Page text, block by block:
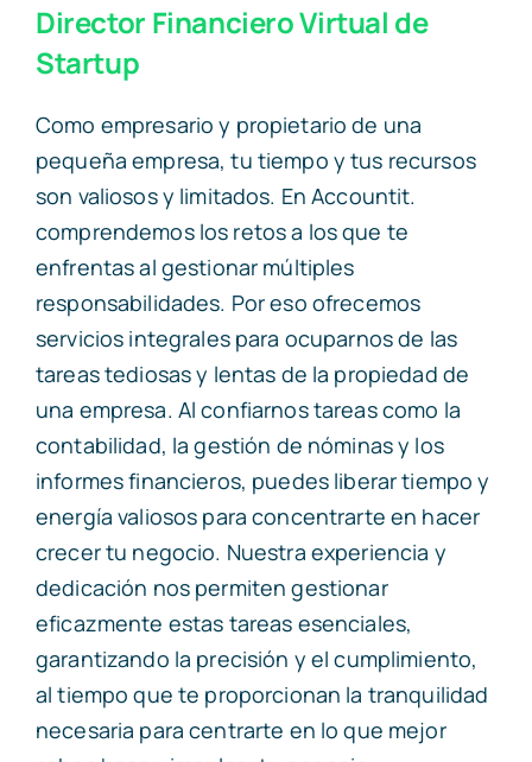
Director Financiero Virtual de
Startup
Como empresario y propietario de una
pequeña empresa, tu tiempo y tus recursos
son valiosos y limitados. En Accountit.
comprendemos los retos a los que te
enfrentas al gestionar múltiples
responsabilidades. Por eso ofrecemos
servicios integrales para ocuparnos de las
tareas tediosas y lentas de la propiedad de
una empresa. Al confiarnos tareas como la
contabilidad, la gestión de nóminas y los
informes financieros, puedes liberar tiempo y
energía valiosos para concentrarte en hacer
crecer tu negocio. Nuestra experiencia y
dedicación nos permiten gestionar
eficazmente estas tareas esenciales,
garantizando la precisión y el cumplimiento,
al tiempo que te proporcionan la tranquilidad
necesaria para centrarte en lo que mejor